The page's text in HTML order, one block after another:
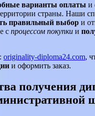
варианты оплаты и
страны. Наши
правильный выбор и
с процессом покупки и
originality-diploma24.com,
и оформить заказ.
получения